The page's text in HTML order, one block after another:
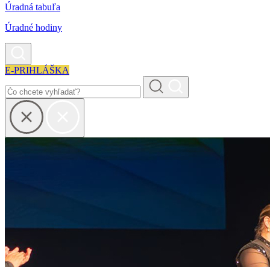
Úradná tabuľa
Úradné hodiny
E-PRIHLÁŠKA